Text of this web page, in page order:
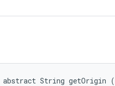
abstract String getOrigin